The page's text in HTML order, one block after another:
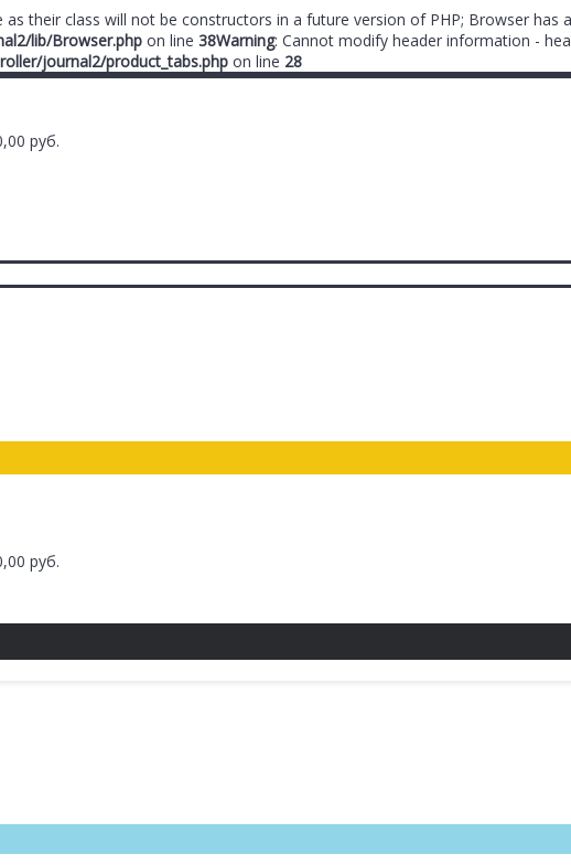
their class will not be constructors in a future version of PHP; Browser has
lib/Browser.php on line 38Warning: Cannot modify header information -
journal2/product_tabs.php on line 28
руб.
руб.